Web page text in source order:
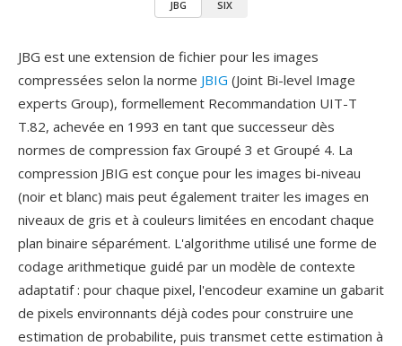
JBG SIX
JBG est une extension de fichier pour les images
compressées selon la norme JBIG (Joint Bi-level Image
experts Group), formellement Recommandation UIT-T
T.82, achevée en 1993 en tant que successeur dès
normes de compression fax Groupé 3 et Groupé 4. La
compression JBIG est conçue pour les images bi-niveau
(noir et blanc) mais peut également traiter les images en
niveaux de gris et à couleurs limitées en encodant chaque
plan binaire séparément. L'algorithme utilisé une forme de
codage arithmetique guidé par un modèle de contexte
adaptatif : pour chaque pixel, l'encodeur examine un gabarit
de pixels environnants déjà codes pour construire une
estimation de probabilite, puis transmet cette estimation à